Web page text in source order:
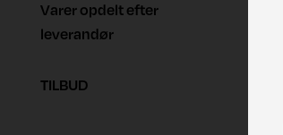
Varer opdelt efter
leverandør
TILBUD